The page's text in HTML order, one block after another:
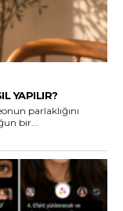
YAPILIR?
parlaklığını
bir...